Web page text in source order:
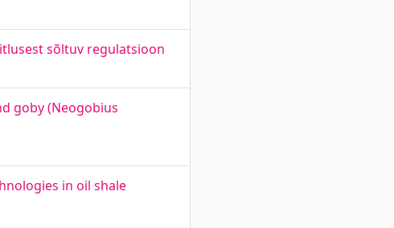
sõltuv regulatsioon
goby (Neogobius
in oil shale